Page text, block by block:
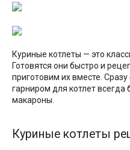
Куриные котлеты — это
Готовятся они быстро и
приготовим их вместе.
гарниром для котлет
макароны.
Куриные котлеты